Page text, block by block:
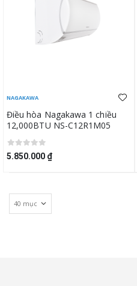
NAGAKAWA
Điều hòa Nagakawa 1 chiều
12,000BTU NS-C12R1M05
5.850.000 ₫